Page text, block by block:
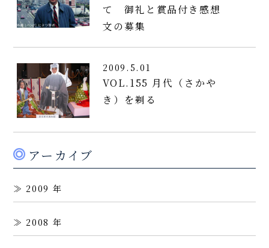
て 御礼と賞品付き感想
文の募集
2009.5.01
VOL.155 月代（さかや
き）を剃る
アーカイブ
2009
2008